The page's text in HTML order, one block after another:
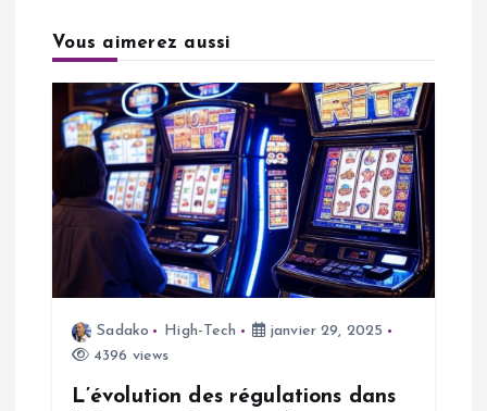
t
o
n
Vous aimerez aussi
Sadako High-Tech
janvier 29, 2025
4396 views
L’évolution des régulations dans